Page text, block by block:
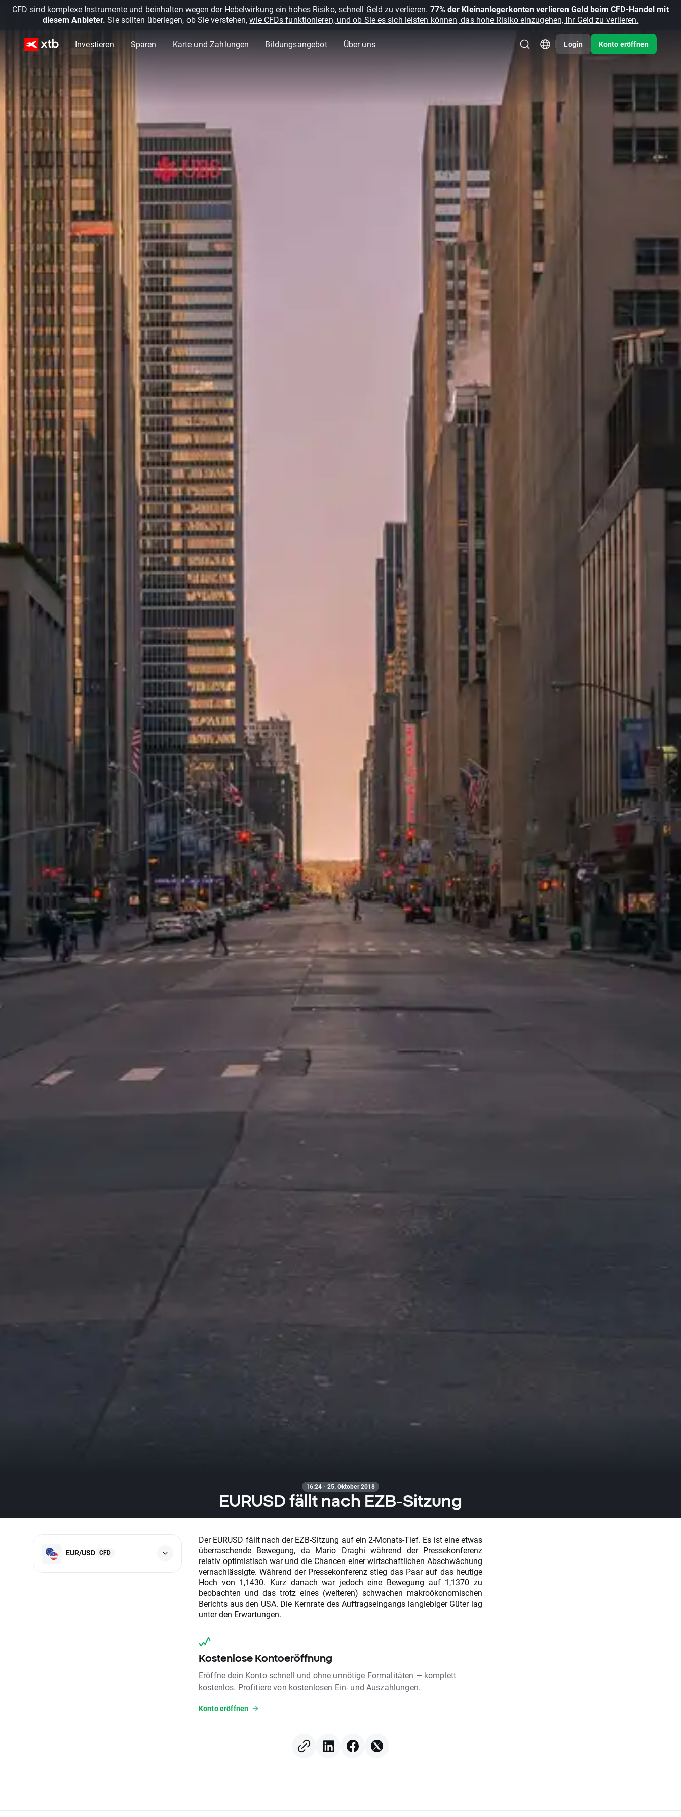
CFD sind komplexe Instrumente und beinhalten wegen der Hebelwirkung ein hohes Risiko, schnell Geld zu verlieren. 77% der Kleinanlegerkonten verlieren Geld beim CFD-Handel mit
diesem Anbieter. Sie sollten überlegen, ob Sie verstehen,wie CFDs funktionieren, und ob Sie es sich leisten können, das hohe Risiko einzugehen, Ihr Geld zu verlieren.
Investieren Sparen Karte und Zahlungen Bildungsangebot Über uns Login Konto eröffnen
16:24 · 25. Oktober 2018
EURUSD fällt nach EZB-Sitzung
EUR/USD CFD
Der EURUSD fällt nach der EZB-Sitzung auf ein 2-Monats-Tief. Es ist eine etwas
überraschende Bewegung, da Mario Draghi während der Pressekonferenz
relativ optimistisch war und die Chancen einer wirtschaftlichen Abschwächung
vernachlässigte. Während der Pressekonferenz stieg das Paar auf das heutige
Hoch von 1,1430. Kurz danach war jedoch eine Bewegung auf 1,1370 zu
beobachten und das trotz eines (weiteren) schwachen makroökonomischen
Berichts aus den USA. Die Kernrate des Auftragseingangs langlebiger Güter lag
unter den Erwartungen.
Kostenlose Kontoeröffnung
Eröffne dein Konto schnell und ohne unnötige Formalitäten — komplett
kostenlos. Profitiere von kostenlosen Ein- und Auszahlungen.
Konto eröffnen